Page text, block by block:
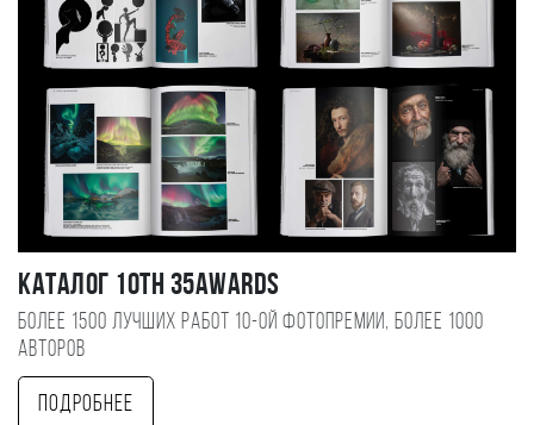
Каталог 10TH 35AWARDS
Более 1500 лучших работ 10-ой фотопремии, более 1000
авторов
Подробнее